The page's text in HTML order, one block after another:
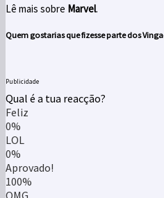
Lê mais sobre Marvel.
Quem gostarias que fizesse parte dos
Publicidade
Qual é a tua reacção?
Feliz
0%
LOL
0%
Aprovado!
100%